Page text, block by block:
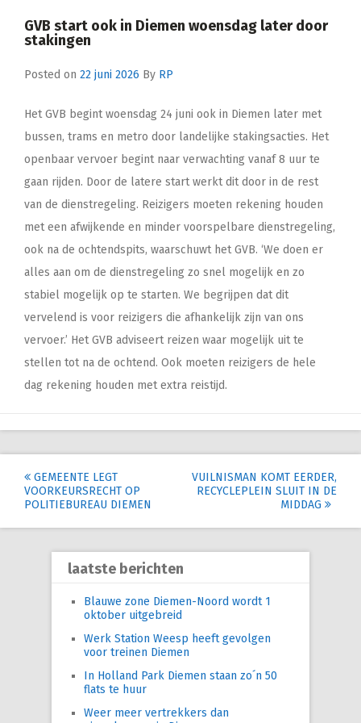
GVB start ook in Diemen woensdag later door
stakingen
Posted on 22 juni 2026 By RP
Het GVB begint woensdag 24 juni ook in Diemen later met
bussen, trams en metro door landelijke stakingsacties. Het
openbaar vervoer begint naar verwachting vanaf 8 uur te
gaan rijden. Door de latere start werkt dit door in de rest
van de dienstregeling. Reizigers moeten rekening houden
met een afwijkende en minder voorspelbare dienstregeling,
ook na de ochtendspits, waarschuwt het GVB. ‘We doen er
alles aan om de dienstregeling zo snel mogelijk en zo
stabiel mogelijk op te starten. We begrijpen dat dit
vervelend is voor reizigers die afhankelijk zijn van ons
vervoer.’ Het GVB adviseert reizen waar mogelijk uit te
stellen tot na de ochtend. Ook moeten reizigers de hele
dag rekening houden met extra reistijd.
Post
navigation
GEMEENTE LEGT
VOORKEURSRECHT OP
POLITIEBUREAU DIEMEN
VUILNISMAN KOMT EERDER,
RECYCLEPLEIN SLUIT IN DE
MIDDAG
laatste berichten
Blauwe zone Diemen-Noord wordt 1
oktober uitgebreid
Werk Station Weesp heeft gevolgen
voor treinen Diemen
In Holland Park Diemen staan zo´n 50
flats te huur
Weer meer vertrekkers dan